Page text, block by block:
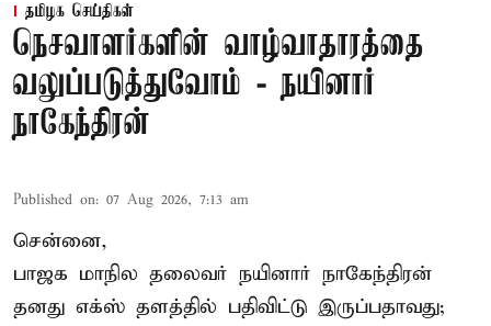
தமிழக செய்திகள்
நெசவாளர்களின் வாழ்வாதாரத்தை
வலுப்படுத்துவோம் - நயினார்
நாகேந்திரன்
Published on: 07 Aug 2026, 7:13 am
சென்னை,
பாஜக மாநில தலைவர் நயினார் நாகேந்திரன்
தனது எக்ஸ் தளத்தில் பதிவிட்டு இருப்பதாவது;